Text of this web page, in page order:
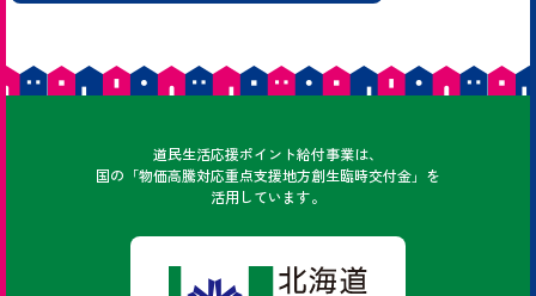
道民どうみん
生活応援ポイント給付事業は、
国の「物価高騰対応重点支援地方創生臨時交付金」を
活用しています。